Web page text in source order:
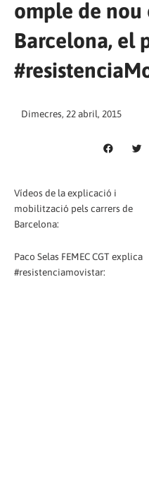
omple de nou
Barcelona, el
Dimecres, 22 abril, 2015
Vídeos de la explicació i
mobilització pels carrers de
Barcelona:
Paco Selas FEMEC CGT explica
#resistenciamovistar: